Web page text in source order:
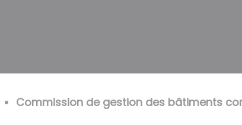
Commission de gestion des bâtiments